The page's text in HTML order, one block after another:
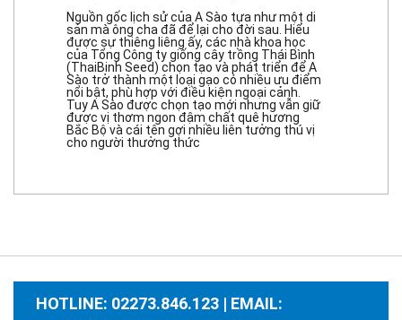
Nguồn gốc lịch sử của A Sào tựa như một di
sản mà ông cha đã để lại cho đời sau. Hiểu
được sự thiêng liêng ấy, các nhà khoa học
của Tổng Công ty giống cây trồng Thái Bình
(ThaiBinh Seed) chọn tạo và phát triển để A
Sào trở thành một loại gạo có nhiều ưu điểm
nổi bật, phù hợp với điều kiện ngoại cảnh.
Tuy A Sào được chọn tạo mới nhưng vẫn giữ
được vị thơm ngon đậm chất quê hương
Bắc Bộ và cái tên gợi nhiều liên tưởng thú vị
cho người thưởng thức
HOTLINE: 02273.846.123 | EMAIL: